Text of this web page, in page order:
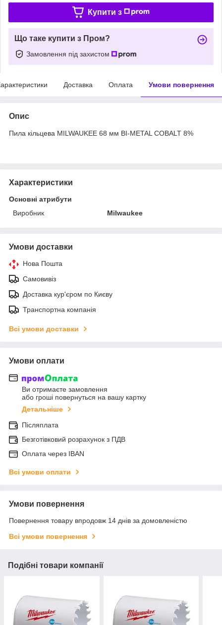
Купити з
Що таке купити з Пром?
Замовлення під захистом
Доставка Оплата Умови повернення
Опис
Пила кільцева MILWAUKEE 68 мм BI-METAL COBALT 8%
Характеристики
Основні атрибути
Виробник
Milwaukee
Умови доставки
Нова Пошта
Самовивіз
Доставка кур'єром по Києву
Транспортна компанія
Всі умови доставки
Умови оплати
Ви отримаєте замовлення
або гроші повернуться на вашу картку
Детальніше
Післяплата
Безготівковий розрахунок з ПДВ
Оплата через IBAN
Всі умови оплати
Умови повернення
Повернення товару впродовж 14 днів за домовленістю
Всі умови повернення
Подібні товари компанії